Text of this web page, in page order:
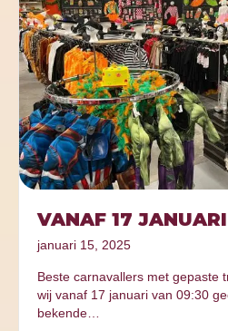
VANAF 17
januari 15, 2025
Beste carnavallers met gepaste
wij vanaf 17 januari van 09:30
bekende…